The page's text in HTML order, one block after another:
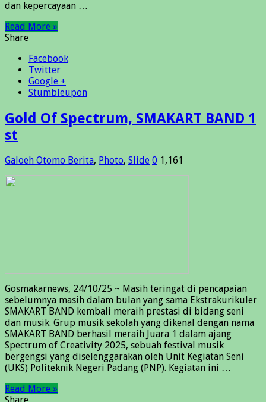
dan kepercayaan …
Read More »
Share
Facebook
Twitter
Google +
Stumbleupon
Gold Of Spectrum, SMAKART BAND 1
st
Galoeh Otomo Berita, Photo, Slide 0 1,161
Gosmakarnews, 24/10/25 ~ Masih teringat di pencapaian
sebelumnya masih dalam bulan yang sama Ekstrakurikuler
SMAKART BAND kembali meraih prestasi di bidang seni
dan musik. Grup musik sekolah yang dikenal dengan nama
SMAKART BAND berhasil meraih Juara 1 dalam ajang
Spectrum of Creativity 2025, sebuah festival musik
bergengsi yang diselenggarakan oleh Unit Kegiatan Seni
(UKS) Politeknik Negeri Padang (PNP). Kegiatan ini …
Read More »